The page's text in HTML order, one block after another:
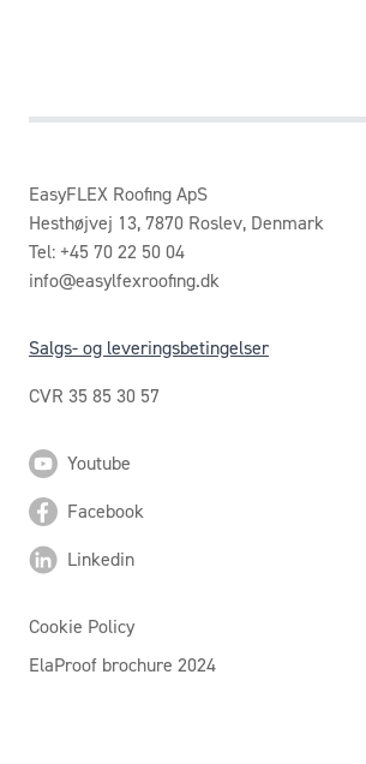
EasyFLEX Roofing ApS
Hesthøjvej 13, 7870 Roslev, Denmark
Tel: +45 70 22 50 04
info@easylfexroofing.dk
Salgs- og leveringsbetingelser
CVR 35 85 30 57
Youtube
Facebook
Linkedin
Cookie Policy
ElaProof brochure 2024